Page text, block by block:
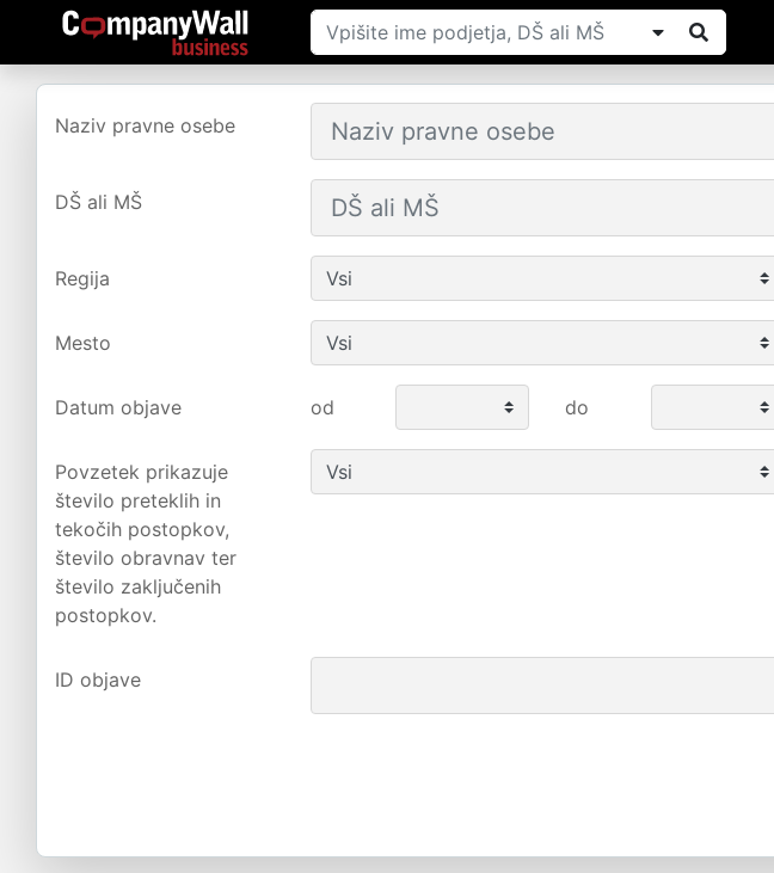
Naziv pravne osebe
DŠ ali MŠ
Regija
Mesto
Datum objave od do
Povzetek prikazuje
število preteklih in
tekočih postopkov,
število obravnav ter
število zaključenih
postopkov.
ID objave